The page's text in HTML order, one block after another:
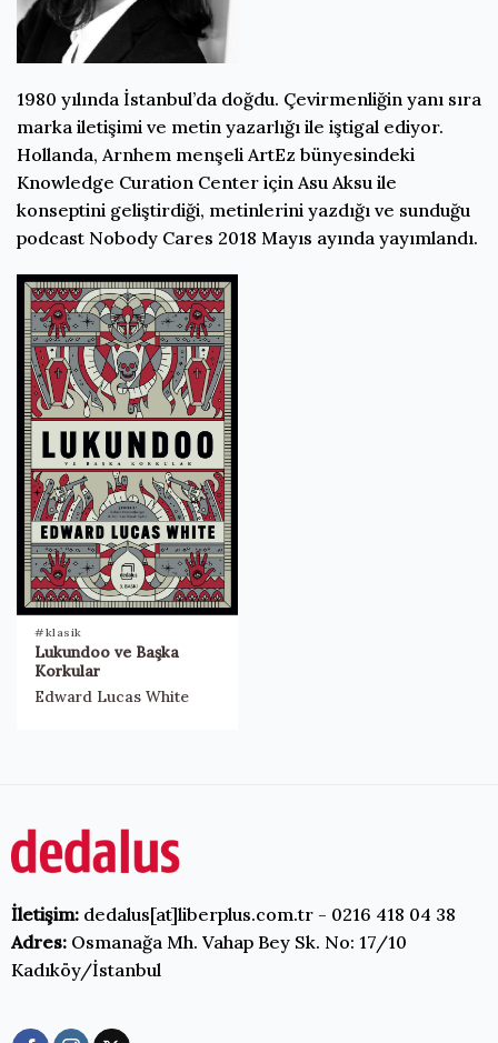
1980 yılında İstanbul’da doğdu. Çevirmenliğin yanı sıra
marka iletişimi ve metin yazarlığı ile iştigal ediyor.
Hollanda, Arnhem menşeli ArtEz bünyesindeki
Knowledge Curation Center için Asu Aksu ile
konseptini geliştirdiği, metinlerini yazdığı ve sunduğu
podcast Nobody Cares 2018 Mayıs ayında yayımlandı.
#klasik
Lukundoo ve Başka
Korkular
Edward Lucas White
İletişim:dedalus[at]liberplus.com.tr - 0216 418 04 38
Adres:Osmanağa Mh. Vahap Bey Sk. No: 17/10
Kadıköy/İstanbul